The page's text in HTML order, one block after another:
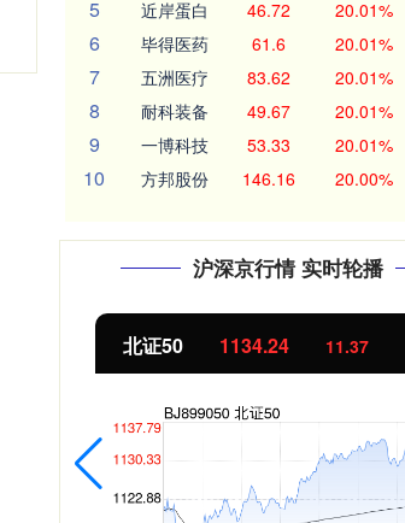
5 近岸蛋白 46.72 20.01%
6 毕得医药 61.6 20.01%
7 五洲医疗 83.62 20.01%
8 耐科装备 49.67 20.01%
9 一博科技 53.33 20.01%
10 方邦股份 146.16 20.00%
沪深京行情 实时轮播
北证50 1134.24 11.37